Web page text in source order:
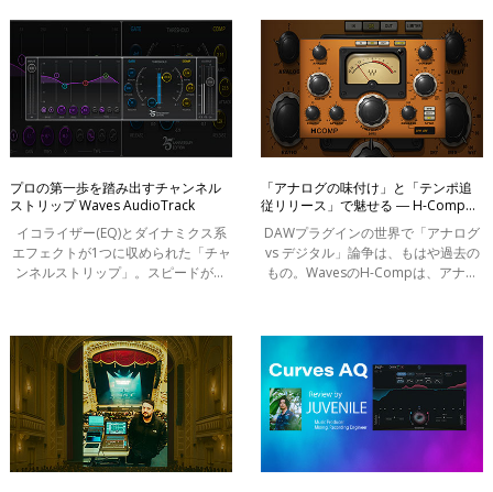
すべて
My Favorite Waves
Waves Genius
インタビュー
インフォメーション
はじめてのミックス：1分で解説
プロの第一歩を踏み出すチャンネル
ストリップ Waves AudioTrack
イコライザー(EQ)とダイナミクス系
エフェクトが1つに収められた「チャ
ンネルストリップ」。スピードが求
リップは複数の処理がまとめられた
便利
「アナログの味付け」と「テンポ追
従リリース」で魅せる ― H-Comp
Hybrid Compressor
DAWプラグインの世界で「アナログ
vs デジタル」論争は、もはや過去の
もの。WavesのH-Compは、アナロ
サーです。 アナログの温かみとキャ